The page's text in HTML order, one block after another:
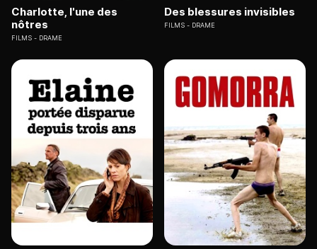
Charlotte, l'une des
nôtres
FILMS DRAME
Des blessures invisibles
FILMS DRAME